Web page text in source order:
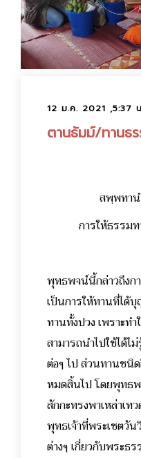
12 ม.ค. 2021 ,5:37
ตานธัมม์/ทานธร
สพฺพทา
การให้ธรรม
พุทธพจน์นี้กล่าวถึงก
เป็นการให้ทานที่ได้
ทานทั้งปวง เพราะท
สามารถนำไปใช้ได้
ต่อๆ ไป ส่วนทานชนิ
หมดสิ้นไป โดยพุทธ
สักกะทรงพาเหล่าเท
พุทธเจ้าที่พระเชตวั
ต่างๆ เกี่ยวกับพระธ